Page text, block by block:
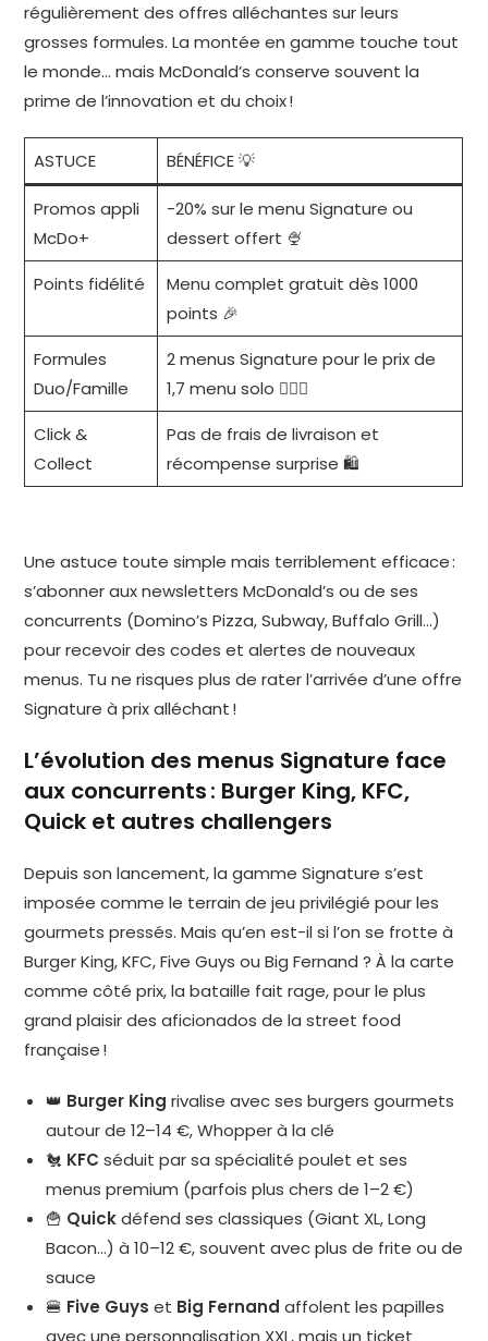
régulièrement des offres alléchantes sur leurs
grosses formules. La montée en gamme touche tout
le monde… mais McDonald’s conserve souvent la
prime de l’innovation et du choix !
ASTUCE BÉNÉFICE 💡
Promos appli
McDo+
-20% sur le menu Signature ou
dessert offert 🍨
Points fidélité
Menu complet gratuit dès 1000
points 🎉
Formules
Duo/Famille
2 menus Signature pour le prix de
1,7 menu solo 👩‍❤️‍👨
Click &
Collect
Pas de frais de livraison et
récompense surprise 🛍️
Une astuce toute simple mais terriblement efficace :
s’abonner aux newsletters McDonald’s ou de ses
concurrents (Domino’s Pizza, Subway, Buffalo Grill…)
pour recevoir des codes et alertes de nouveaux
menus. Tu ne risques plus de rater l’arrivée d’une offre
Signature à prix alléchant !
L’évolution des menus Signature face
aux concurrents : Burger King, KFC,
Quick et autres challengers
Depuis son lancement, la gamme Signature s’est
imposée comme le terrain de jeu privilégié pour les
gourmets pressés. Mais qu’en est-il si l’on se frotte à
Burger King, KFC, Five Guys ou Big Fernand ? À la carte
comme côté prix, la bataille fait rage, pour le plus
grand plaisir des aficionados de la street food
française !
👑 Burger King rivalise avec ses burgers gourmets
autour de 12–14 €, Whopper à la clé
🐔 KFC séduit par sa spécialité poulet et ses
menus premium (parfois plus chers de 1–2 €)
🍟 Quickdéfend ses classiques (Giant XL, Long
Bacon…) à 10–12 €, souvent avec plus de frite ou de
sauce
🍔 Five Guys et Big Fernand affolent les papilles
avec une personnalisation XXL, mais un ticket